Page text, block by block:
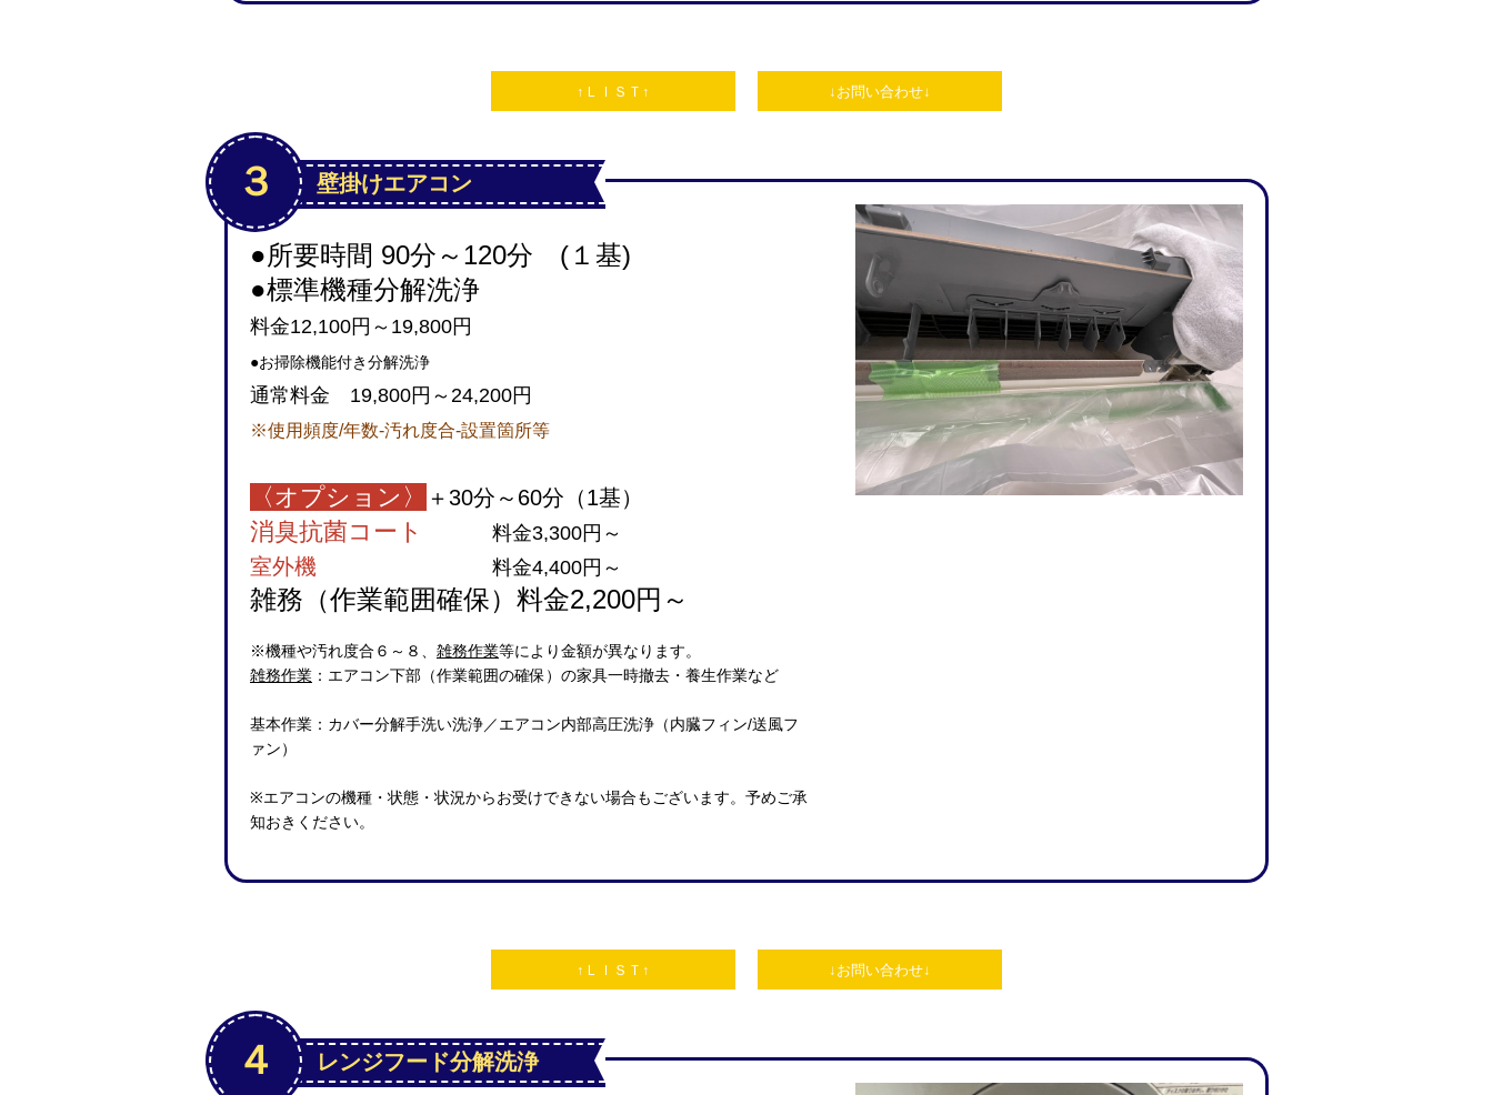
↑ＬＩＳＴ↑ ↓お問い合わせ↓
壁掛けエアコン
３
●所要時間 90分～120分 (１基)
●標準機種分解洗浄
料金12,100円～19,800円
●お掃除機能付き分解洗浄
通常料金 19,800円～24,200円
※使用頻度/年数-汚れ度合-設置箇所等
〈オプション〉 ＋30分～60分（1基）
消臭抗菌コート 料金3,300円～
室外機 料金4,400円～
雑務（作業範囲確保） 料金2,200円～
※機種や汚れ度合６～８、 雑務作業等により金額が異なります。
雑務作業 ：エアコン下部（作業範囲の確保）の家具一時撤去・養生作業など
基本作業：カバー分解手洗い洗浄／エアコン内部高圧洗浄（内臓フィン/送風フ
ァン）
※エアコンの機種・状態・状況からお受けできない場合もございます。予めご承
知おきください。
↑ＬＩＳＴ↑ ↓お問い合わせ↓
レンジフード分解洗浄
４